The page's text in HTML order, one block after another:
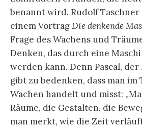
Politischen des Schlafes
Christopher Clarks BuchThe
Europe Went to War in 1914eine
literaturhistorische Kritik.[9]
sein Verlag hätte lediglich den
Sleepwalker bzw.
Erkenntnisgewinn benutzt,
Implikationen zu Robert Musils
Eigenschaften(1930) oder